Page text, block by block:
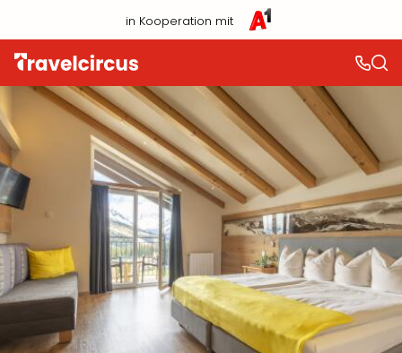
in Kooperation mit